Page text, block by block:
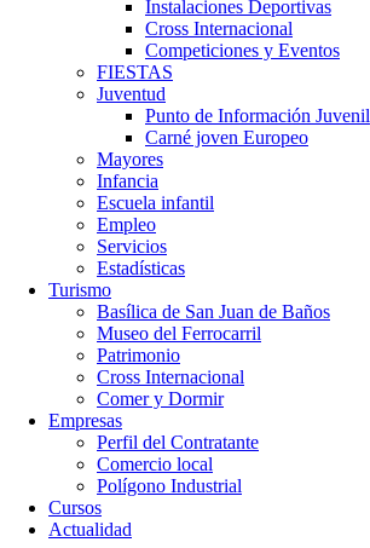
Instalaciones Deportivas
Cross Internacional
Competiciones y Eventos
FIESTAS
Juventud
Punto de Información Juvenil
Carné joven Europeo
Mayores
Infancia
Escuela infantil
Empleo
Servicios
Estadísticas
Turismo
Basílica de San Juan de Baños
Museo del Ferrocarril
Patrimonio
Cross Internacional
Comer y Dormir
Empresas
Perfil del Contratante
Comercio local
Polígono Industrial
Cursos
Actualidad